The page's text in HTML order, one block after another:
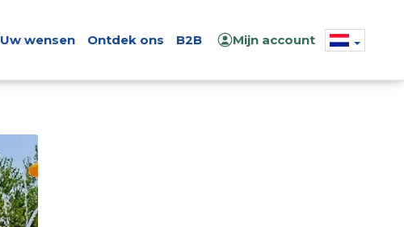
Uw wensen Ontdek ons B2B Mijn account